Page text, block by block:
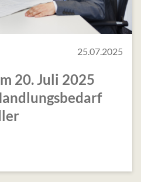
25.07.2025
20. Juli 2025